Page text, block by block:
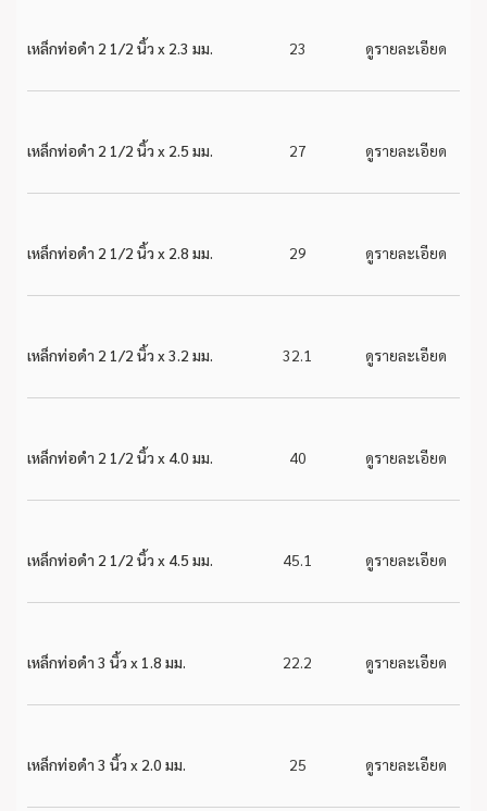
เหล็กท่อดำ 2 1/2 นิ้ว x 2.3 มม. 23 ดูรายละเอียด
เหล็กท่อดำ 2 1/2 นิ้ว x 2.5 มม. 27 ดูรายละเอียด
เหล็กท่อดำ 2 1/2 นิ้ว x 2.8 มม. 29 ดูรายละเอียด
เหล็กท่อดำ 2 1/2 นิ้ว x 3.2 มม. 32.1 ดูรายละเอียด
เหล็กท่อดำ 2 1/2 นิ้ว x 4.0 มม. 40 ดูรายละเอียด
เหล็กท่อดำ 2 1/2 นิ้ว x 4.5 มม. 45.1 ดูรายละเอียด
เหล็กท่อดำ 3 นิ้ว x 1.8 มม. 22.2 ดูรายละเอียด
เหล็กท่อดำ 3 นิ้ว x 2.0 มม. 25 ดูรายละเอียด